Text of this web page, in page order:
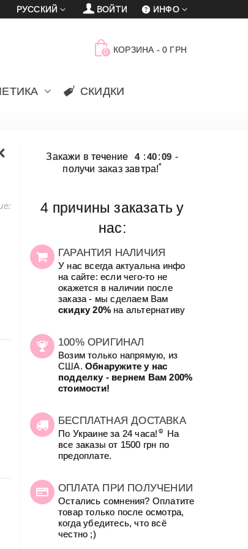
ИНФО
ВОЙТИ
РУССКИЙ
0 КОРЗИНА - 0 ГРН
СКИДКИ
Закажи в течение 4 :40:09 -
получи заказ завтра!*
4 причины заказать у
нас:
ГАРАНТИЯ НАЛИЧИЯ
У нас всегда актуальна инфо
на сайте: если чего-то не
окажется в наличии после
заказа - мы сделаем Вам
скидку 20%на альтернативу
100% ОРИГИНАЛ
Возим только напрямую, из
США. Обнаружите у нас
подделку - вернем Вам 200%
стоимости!
БЕСПЛАТНАЯ ДОСТАВКА
По Украине за 24 часа! ☺
На
все заказы от 1500 грн по
предоплате.
ОПЛАТА ПРИ ПОЛУЧЕНИИ
Остались сомнения? Оплатите
товар только после осмотра,
когда убедитесь, что всё
честно ;)